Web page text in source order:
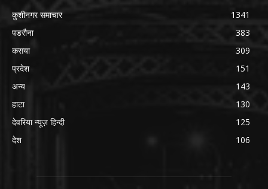
कुशीनगर समाचार
1341
पडरौना
383
कसया
309
प्रदेश
151
अन्य
143
हाटा
130
देवरिया न्यूज़ हिन्दी
125
देश
106